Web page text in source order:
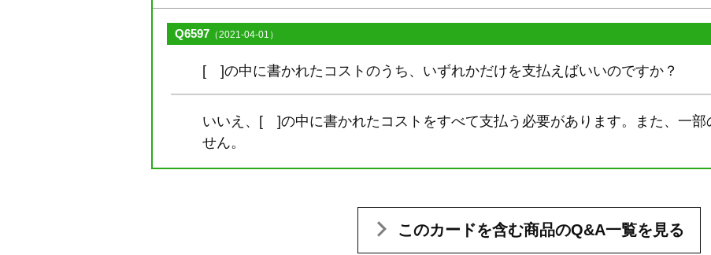
Q6597 （2021-04-01）
[ ]の中に書かれたコストのうち、いずれかだけを支払えばいいのですか？
いいえ、[ ]の中に書かれたコストをすべて支払う必要があります。また、一部
せん。
このカードを含む商品のQ&A一覧を見る